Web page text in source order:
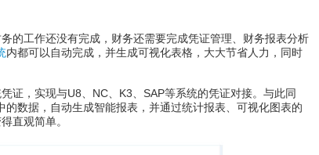
工作还没有完成，财务还需要完成凭证管理、财务报表分析
内都可以自动完成，并生成可视化表格，大大节省人力，同时
，实现与U8、NC、K3、SAP等系统的凭证对接。与此同
的数据，自动生成智能报表，并通过统计报表、可视化图表的
直观简单。